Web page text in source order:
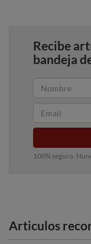
Recibe
bandeja
100% seguro.
Articulos